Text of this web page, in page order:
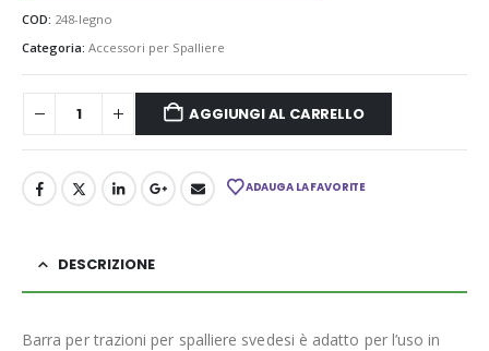
COD: 248-legno
Categoria: Accessori per Spalliere
AGGIUNGI AL CARRELLO
ADAUGA LA FAVORITE
DESCRIZIONE
Barra per trazioni per spalliere svedesi è adatto per l’uso in